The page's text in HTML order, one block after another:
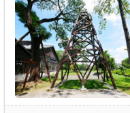
最新消息
最新留言
商家合作